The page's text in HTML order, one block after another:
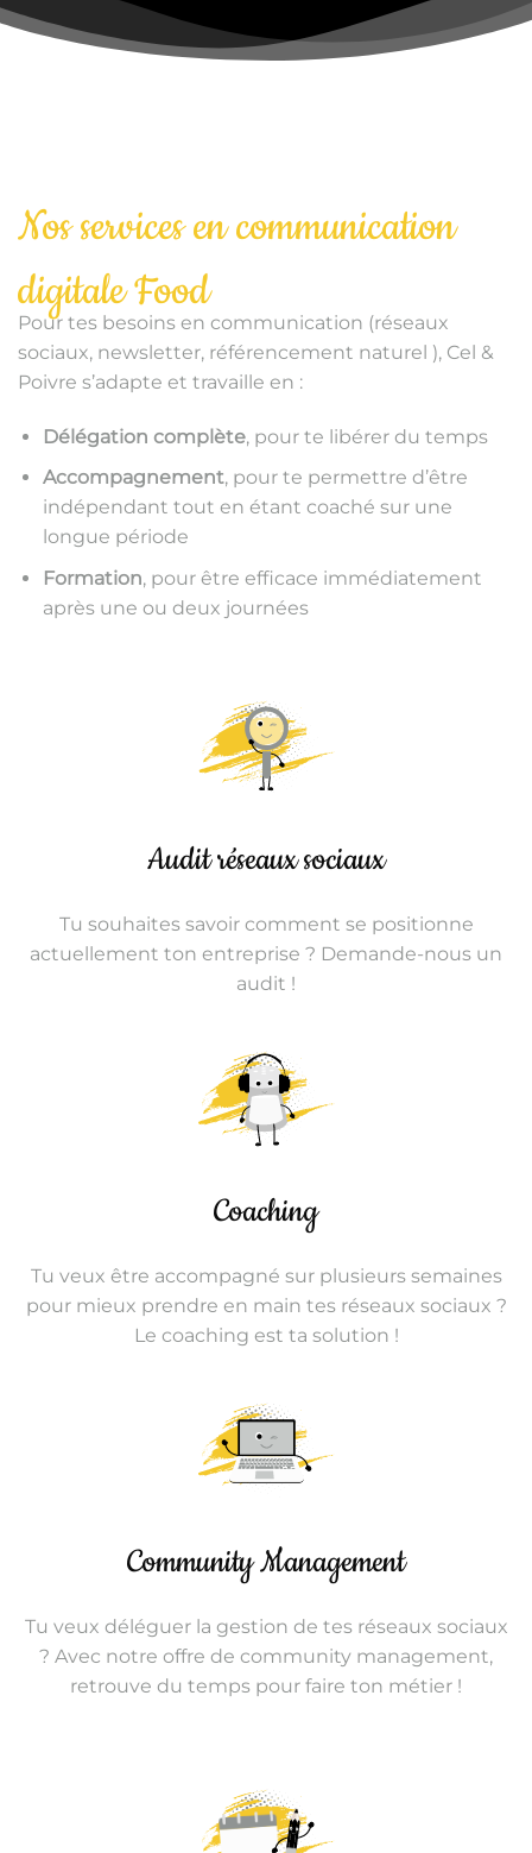
Nos services en communication
digitale Food
Pour tes besoins en communication (réseaux
sociaux, newsletter, référencement naturel ), Cel &
Poivre s’adapte et travaille en :
Délégation complète, pour te libérer du temps
Accompagnement, pour te permettre d’être
indépendant tout en étant coaché sur une
longue période
Formation, pour être efficace immédiatement
après une ou deux journées
Audit réseaux sociaux
Tu souhaites savoir comment se positionne
actuellement ton entreprise ? Demande-nous un
audit !
Coaching
Tu veux être accompagné sur plusieurs semaines
pour mieux prendre en main tes réseaux sociaux ?
Le coaching est ta solution !
Community Management
Tu veux déléguer la gestion de tes réseaux sociaux
? Avec notre offre de community management,
retrouve du temps pour faire ton métier !